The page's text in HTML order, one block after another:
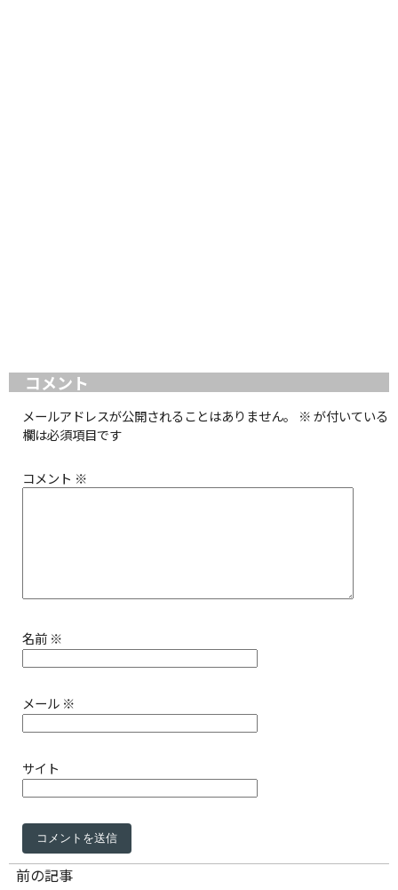
コメント
メールアドレスが公開されることはありません。 ※が付いている
欄は必須項目です
コメント ※
名前 ※
メール ※
サイト
前の記事